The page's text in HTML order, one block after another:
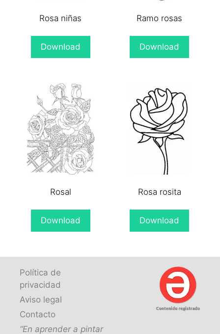
Rosa niñas
Download
Ramo rosas
Download
Rosal
Download
Rosa rosita
Download
Política de
privacidad
Aviso legal
Contacto
“En aprender a pintar